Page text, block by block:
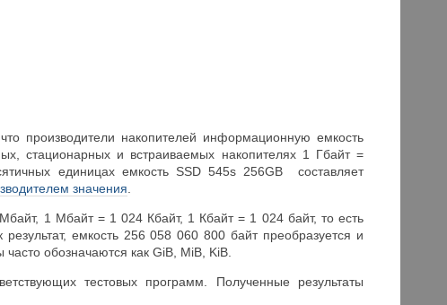
производители накопителей информационную емкость
стационарных и встраиваемых накопителях 1 Гбайт =
единицах емкость SSD 545s 256GB составляет
значения
1 Мбайт = 1 024 Кбайт, 1 Кбайт = 1 024 байт, то есть
емкость 256 058 060 800 байт преобразуется и
обозначаются как GiB, MiB, KiB.
тестовых программ. Полученные результаты